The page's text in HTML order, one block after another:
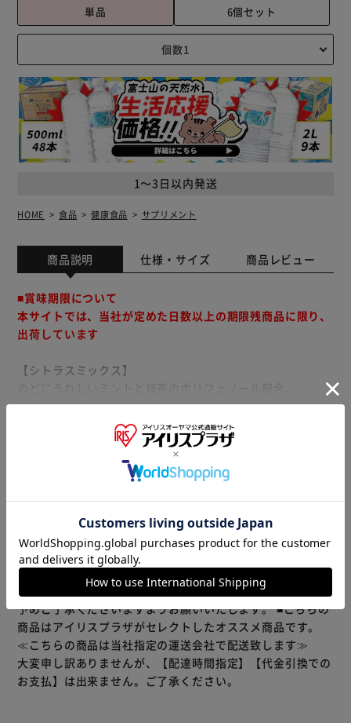
単品
6個セット
1～3日以内発送
HOME 食品 健康食品 サプリメント
商品説明 仕様・サイズ 商品レビュー
■賞味期限について
本サイトでは、当社が定めた日数以上の期限残商品に限り、
出荷しています
【シトラスミックス】
【グレープアソート】
巨峰・シャインマスカットの2種のグレープアソート。
【Preプラズマ乳酸菌】
1000億個配合。
もっと見る
※製品は予告なく仕様を変更する場合がございます。あらか
じめご了承ください。
※当商品はお取り寄せ品の為、在庫の確認及び商品のお届け
までお時間を頂く場合がございます。
また、商品がメーカーにて完売となっていた場合、キャンセ
ル又は注文内容の変更をお願いいたしております。
予めご了承くださいますようお願いいたします。■こちらの
商品はアイリスプラザがセレクトしたオススメ商品です。
≪こちらの商品は当社指定の運送会社で配送致します≫
大変申し訳ありませんが、【配達時間指定】【代金引換での
お支払】は出来ません。ご了承ください。